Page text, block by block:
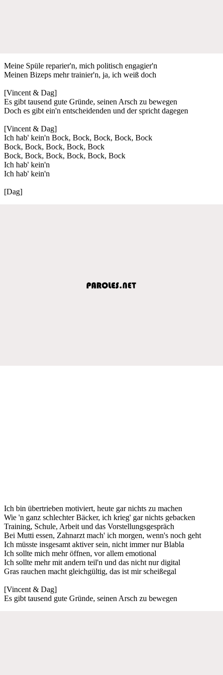
Meine Spüle reparier'n, mich politisch engagier'n
Meinen Bizeps mehr trainier'n, ja, ich weiß doch
[Vincent & Dag]
Es gibt tausend gute Gründe, seinen Arsch zu bewegen
Doch es gibt ein'n entscheidenden und der spricht dagegen
[Vincent & Dag]
Ich hab' kein'n Bock, Bock, Bock, Bock, Bock
Bock, Bock, Bock, Bock, Bock
Bock, Bock, Bock, Bock, Bock, Bock
Ich hab' kein'n
Ich hab' kein'n
[Dag]
Ich bin übertrieben motiviert, heute gar nichts zu machen
Wie 'n ganz schlechter Bäcker, ich krieg' gar nichts gebacken
Training, Schule, Arbeit und das Vorstellungsgespräch
Bei Mutti essen, Zahnarzt mach' ich morgen, wenn's noch geht
Ich müsste insgesamt aktiver sein, nicht immer nur Blabla
Ich sollte mich mehr öffnen, vor allem emotional
Ich sollte mehr mit andern teil'n und das nicht nur digital
Gras rauchen macht gleichgültig, das ist mir scheißegal
[Vincent & Dag]
Es gibt tausend gute Gründe, seinen Arsch zu bewegen